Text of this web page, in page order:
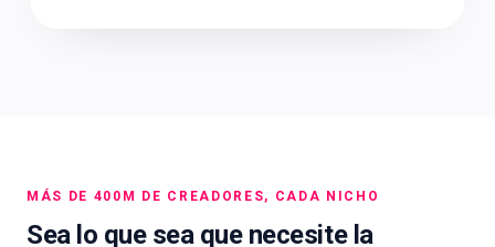
MÁS DE 400M DE CREADORES, CADA NICHO
Sea lo que sea que necesite la